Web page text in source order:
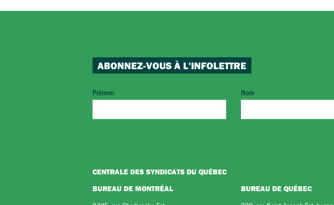
ABONNEZ-VOUS À L'INFOLETTRE
Prénom Nom
CENTRALE DES SYNDICATS DU QUÉBEC
BUREAU DE MONTRÉAL
BUREAU DE QUÉBEC